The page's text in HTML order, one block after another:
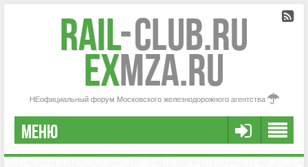
Rail-Club.RU
exMZA.RU
НЕофициальный форум Московского железнодорожного агентства
МЕНЮ
РЕГИСТРАЦИЯ